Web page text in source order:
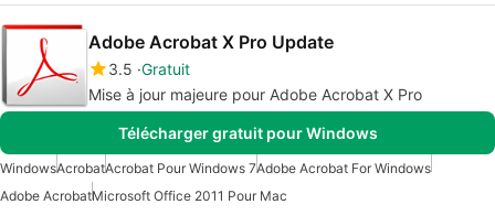
Adobe Acrobat X Pro Update
3.5 Gratuit
Mise à jour majeure pour Adobe Acrobat X Pro
Télécharger gratuit pour Windows
WindowsAcrobatAcrobat Pour Windows 7Adobe Acrobat For Windows
Adobe AcrobatMicrosoft Office 2011 Pour Mac